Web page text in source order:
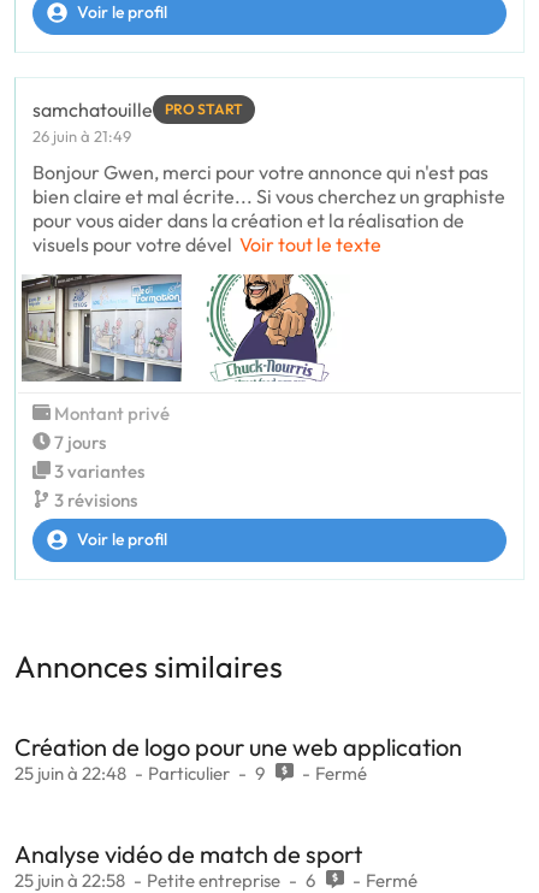
Voir le profil
samchatouille PRO START
26 juin à 21:49
Bonjour Gwen, merci pour votre annonce qui n'est pas
bien claire et mal écrite... Si vous cherchez un graphiste
pour vous aider dans la création et la réalisation de
visuels pour votre dével Voir tout le texte
Montant privé
7 jours
3 variantes
3 révisions
Voir le profil
Annonces similaires
Création de logo pour une web application
25 juin à 22:48 Particulier 9 Fermé
Analyse vidéo de match de sport
25 juin à 22:58 Petite entreprise 6 Fermé